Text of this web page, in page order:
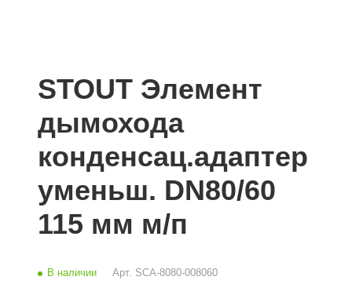
STOUT Элемент
дымохода
конденсац.адаптер
уменьш. DN80/60
115 мм м/п
В наличии Арт. SCA-8080-008060